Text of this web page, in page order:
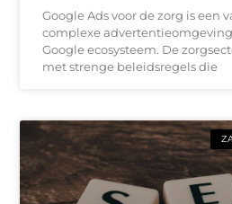
Google Ads voor de zorg is een
complexe
Google ecosysteem. De
met strenge beleidsregels die